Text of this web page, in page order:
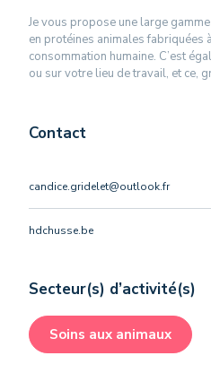
Je vous propose une large
en protéines animales fabriquées
consommation humaine. C’est
ou sur votre lieu de travail, et ce,
Contact
candice.gridelet@outlook.fr
hdchusse.be
Secteur(s) d’activité(s)
Soins aux animaux